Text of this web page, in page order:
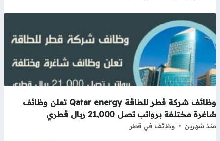
وظائف شركة قطر للطاقة Qatar energy تعلن وظائف
مختلفة برواتب تصل 21,000 ريال قطري
شهرين وظائف في قطر